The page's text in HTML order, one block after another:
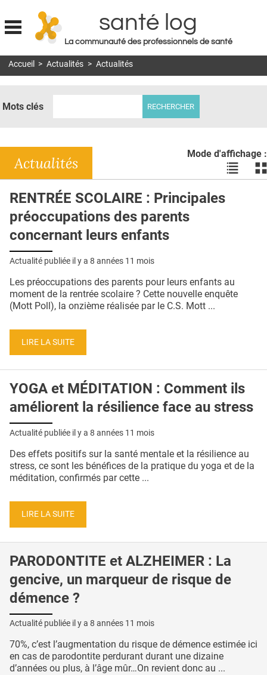
Jump to navigation
santé log
La communauté des professionnels de santé
MON COMPTE
DOSSIERS
RÉSEAUX
E-REVUE SAD
THÉMA
L'APP
PUBLICITÉ
CONTACT
Accueil > Actualités > Actualités
Mots clés
Mode d'affichage :
Voir
les
les
Actualités
RENTRÉE SCOLAIRE : Principales
préoccupations des parents
concernant leurs enfants
Actualité publiée il y a 8 années 11 mois
Les préoccupations des parents pour leurs enfants au
moment de la rentrée scolaire ? Cette nouvelle enquête
(Mott Poll), la onzième réalisée par le C.S. Mott ...
LIRE LA SUITE
YOGA et MÉDITATION : Comment ils
améliorent la résilience face au stress
Actualité publiée il y a 8 années 11 mois
Des effets positifs sur la santé mentale et la résilience au
stress, ce sont les bénéfices de la pratique du yoga et de la
méditation, confirmés par cette ...
LIRE LA SUITE
PARODONTITE et ALZHEIMER : La
gencive, un marqueur de risque de
démence ?
Actualité publiée il y a 8 années 11 mois
70%, c’est l’augmentation du risque de démence estimée ici
en cas de parodontite perdurant durant une dizaine
d’années ou plus, à l’âge mûr…On revient donc au ...